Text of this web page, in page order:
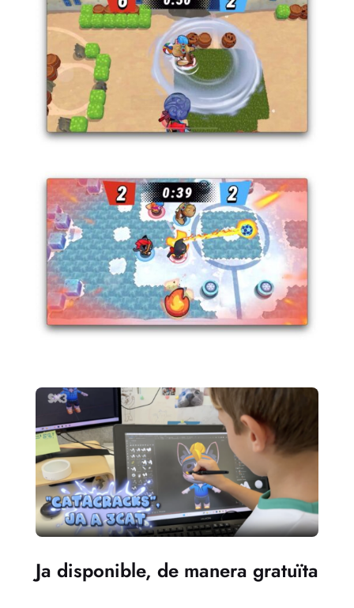
Ja disponible, de manera gratuïta